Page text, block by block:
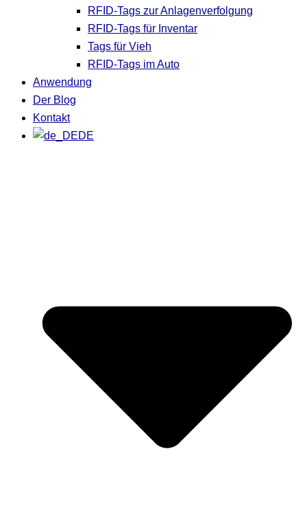
RFID-Tags zur Anlagenverfolgung
RFID-Tags für Inventar
Tags für Vieh
RFID-Tags im Auto
Anwendung
Der Blog
Kontakt
DE